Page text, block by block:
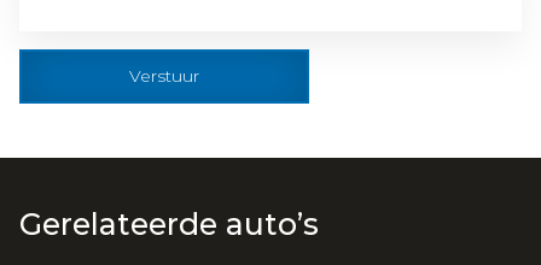
Verstuur
Gerelateerde auto’s